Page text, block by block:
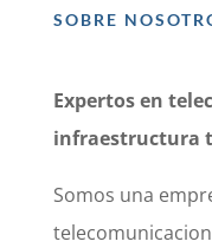
SOBRE
Expertos en
infraestructura
Somos una